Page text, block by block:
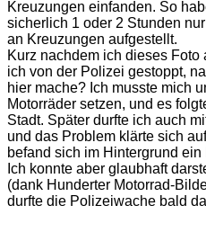
Kreuzungen einfanden. So
sicherlich 1 oder 2 Stunden
an Kreuzungen aufgestellt.
Kurz nachdem ich dieses
ich von der Polizei gestoppt,
hier mache? Ich musste mich
Motorräder setzen, und es
Stadt. Später durfte ich auch
und das Problem klärte sich
befand sich im Hintergrund
Ich konnte aber glaubhaft
(dank Hunderter Motorrad-
durfte die Polizeiwache bald